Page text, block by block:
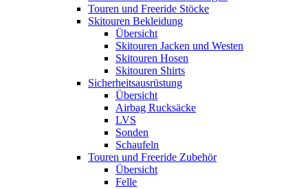
Touren und Freeride Stöcke
Skitouren Bekleidung
Übersicht
Skitouren Jacken und Westen
Skitouren Hosen
Skitouren Shirts
Sicherheitsausrüstung
Übersicht
Airbag Rucksäcke
LVS
Sonden
Schaufeln
Touren und Freeride Zubehör
Übersicht
Felle